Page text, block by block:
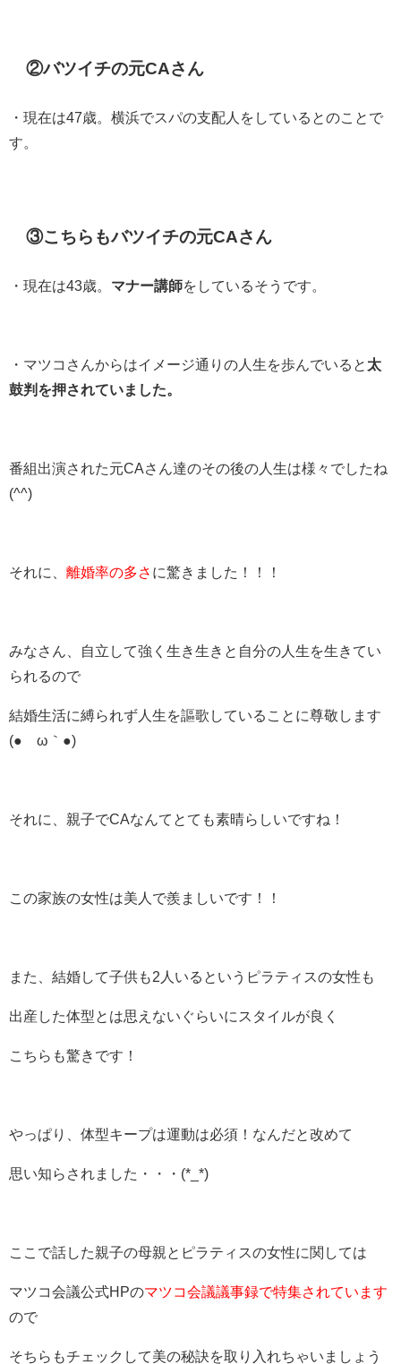
②バツイチの元CAさん
・現在は47歳。横浜でスパの支配人をしているとのことで
す。
③こちらもバツイチの元CAさん
・現在は43歳。 マナー講師をしているそうです。
・マツコさんからはイメージ通りの人生を歩んでいると 太
鼓判を押されていました。
番組出演された元CAさん達のその後の人生は様々でしたね
(^^)
それに、 離婚率の多さ に驚きました！！！
みなさん、自立して強く生き生きと自分の人生を生きてい
られるので
結婚生活に縛られず人生を謳歌していることに尊敬します
(●´ω｀●)
それに、親子でCAなんてとても素晴らしいですね！
この家族の女性は美人で羨ましいです！！
また、結婚して子供も2人いるというピラティスの女性も
出産した体型とは思えないぐらいにスタイルが良く
こちらも驚きです！
やっぱり、体型キープは運動は必須！なんだと改めて
思い知らされました・・・(*_*)
ここで話した親子の母親とピラティスの女性に関しては
マツコ会議公式HPのマツコ会議議事録で特集されています
ので
そちらもチェックして美の秘訣を取り入れちゃいましょう